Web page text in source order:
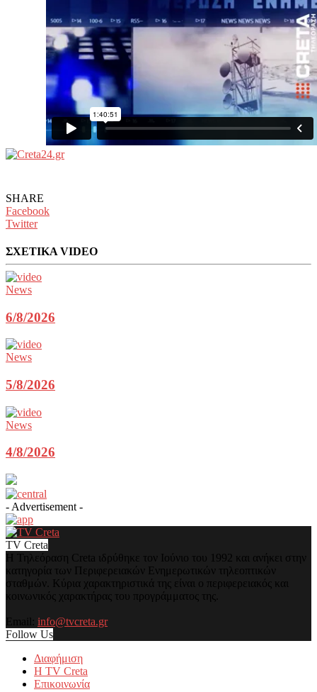
SHARE
Facebook
Twitter
ΣΧΕΤΙΚΑ VIDEO
News
6/8/2026
News
5/8/2026
News
4/8/2026
- Advertisement -
TV Creta
Η Τηλεόραση Creta ιδρύθηκε τον Ιούνιο του 1992 και ανήκει στην
κατηγορία των Περιφερειακών Ενημερωτικών τηλεοπτικών
σταθμών. Κύρια χαρακτηριστικά της είναι ο περιφερειακός και
κοινωνικός χαρακτήρας του προγράμματος της.
Email: info@tvcreta.gr
Follow Us
Διαφήμιση
Η TV Creta
Επικοινωνία